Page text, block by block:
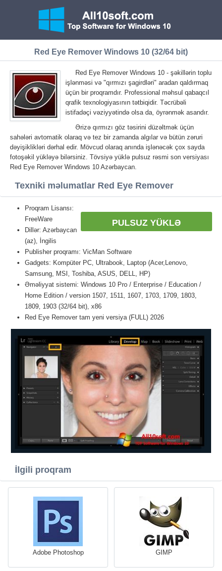
Red Eye Remover Windows 10 (32/64 bit)
Red Eye Remover Windows 10 - şəkillərin toplu
işlənməsi və "qırmızı şagirdləri" aradan qaldırmaq
üçün bir proqramdır. Professional məhsul qabaqcıl
qrafik texnologiyasının tətbiqidir. Təcrübəli
istifadəçi vəziyyətində olsa da, öyrənmək asandır.
Ərizə qırmızı göz təsirini düzəltmək üçün
sahələri avtomatik olaraq və tez bir zamanda algılar və bütün zəruri
dəyişiklikləri dərhal edir. Mövcud olaraq anında işlənəcək çox sayda
fotoşəkil yükləyə bilərsiniz. Tövsiyə yüklə pulsuz rəsmi son versiyası
Red Eye Remover Windows 10 Azərbaycan.
Texniki məlumatlar Red Eye Remover
PULSUZ YÜKLƏ
Proqram Lisansı:
FreeWare
Dillər: Azərbaycan
(az), İngilis
Publisher proqramı: VicMan Software
Gadgets: Kompüter PC, Ultrabook, Laptop (Acer,Lenovo,
Samsung, MSI, Toshiba, ASUS, DELL, HP)
Əməliyyat sistemi: Windows 10 Pro / Enterprise / Education /
Home Edition / version 1507, 1511, 1607, 1703, 1709, 1803,
1809, 1903 (32/64 bit), x86
Red Eye Remover tam yeni versiya (FULL) 2026
İlgili proqram
Adobe Photoshop GIMP